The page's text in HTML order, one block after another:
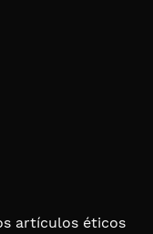
artículos éticos